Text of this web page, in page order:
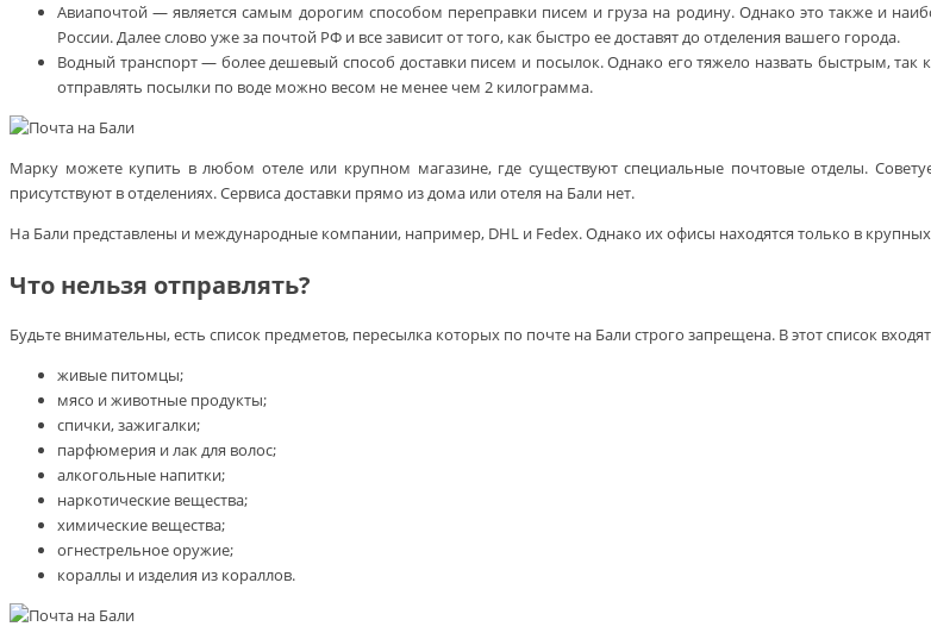
Авиапочтой — является самым дорогим способом переправки писем и груза на родину. Однако это также и
России. Далее слово уже за почтой РФ и все зависит от того, как быстро ее доставят до отделения вашего города.
Водный транспорт — более дешевый способ доставки писем и посылок. Однако его тяжело назвать быстрым,
отправлять посылки по воде можно весом не менее чем 2 килограмма.
Марку можете купить в любом отеле или крупном магазине, где существуют специальные почтовые отделы.
присутствуют в отделениях. Сервиса доставки прямо из дома или отеля на Бали нет.
На Бали представлены и международные компании, например, DHL и Fedex. Однако их офисы находятся только в крупных
Что нельзя отправлять?
Будьте внимательны, есть список предметов, пересылка которых по почте на Бали строго запрещена. В этот список
живые питомцы;
мясо и животные продукты;
спички, зажигалки;
парфюмерия и лак для волос;
алкогольные напитки;
наркотические вещества;
химические вещества;
огнестрельное оружие;
кораллы и изделия из кораллов.